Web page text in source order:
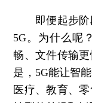
即便起步阶
5G。为什么呢
畅、文件传输
是，5G能让智
医疗、教育、